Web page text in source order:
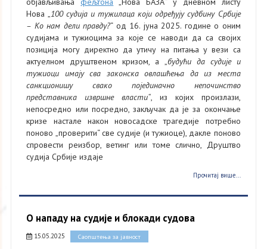
Нова „
100 судија и тужилаца који одређују судбину Србије
– Ко нам дели правду?“ од 16. јуна 2025. године о оним
судијама и тужиоцима за које се наводи да са својих
позиција могу директно да утичу на питања у вези са
актуелном друштвеном кризом, а „ будући да судије и
тужиоци имају сва законска овлашћења даиз места
санкционишу свако појединачно непочинство
представника извршне власти“ , из којих произлази,
непосредно или посредно, закључак да је за окончање
кризе настале након новосадске трагедије потребно
поново „проверити“ све судије (и тужиоце), дакле поново
спровести реизбор, ветинг или томе слично, Друштво
судија Србије издаје
Прочитај више...
О нападу на судије и блокади судова
15.05.2025 Саопштења за јавност